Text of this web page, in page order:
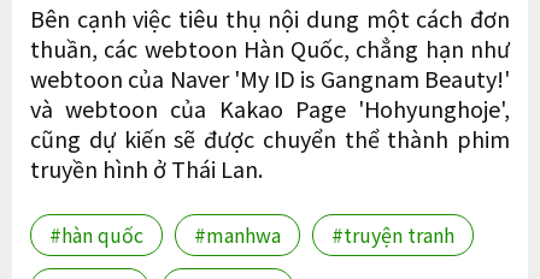
Bên cạnh việc tiêu thụ nội dung một cách đơn
thuần, các webtoon Hàn Quốc, chẳng hạn như
webtoon của Naver 'My ID is Gangnam Beauty!'
và webtoon của Kakao Page 'Hohyunghoje',
cũng dự kiến ​​sẽ được chuyển thể thành phim
truyền hình ở Thái Lan.
#hàn quốc #manhwa
#truyện tranh